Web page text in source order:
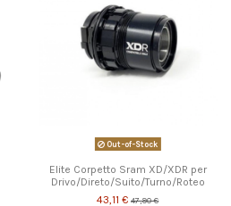
Out-of-Stock
Elite Corpetto Sram XD/XDR per
Drivo/Direto/Suito/Turno/Roteo
43,11 € 47,90 €